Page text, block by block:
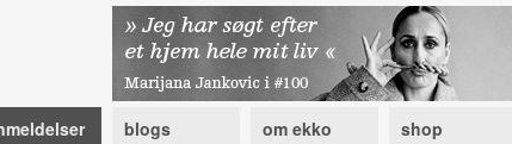
blogs om ekko shop